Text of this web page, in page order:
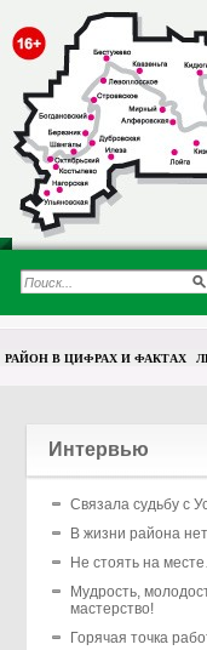
РАЙОН В ЦИФРАХ И ФАКТАХ
Интервью
Связала судьбу с
В жизни района
Не стоять на
Мудрость,
мастерство!
Горячая точка